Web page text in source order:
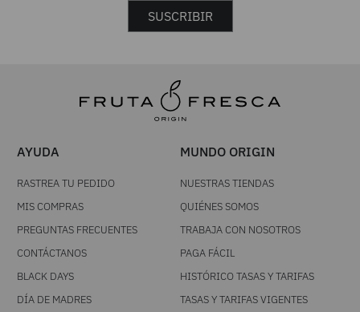
SUSCRIBIR
AYUDA
RASTREA TU PEDIDO
MIS COMPRAS
PREGUNTAS FRECUENTES
CONTÁCTANOS
BLACK DAYS
DÍA DE MADRES
MUNDO ORIGIN
NUESTRAS TIENDAS
QUIÉNES SOMOS
TRABAJA CON NOSOTROS
PAGA FÁCIL
HISTÓRICO TASAS Y TARIFAS
TASAS Y TARIFAS VIGENTES